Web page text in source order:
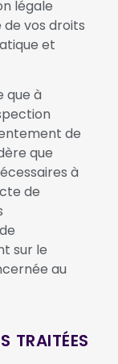
légale
vos droits
et
que à
de
que
à
de
sur le
au
TRAITÉES